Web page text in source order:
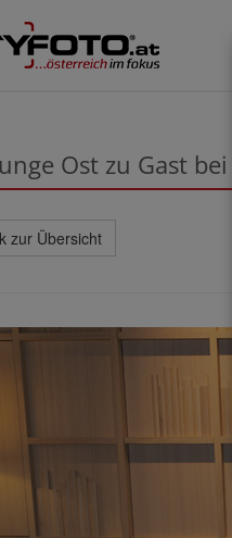
Ost zu Gast
zur Übersicht